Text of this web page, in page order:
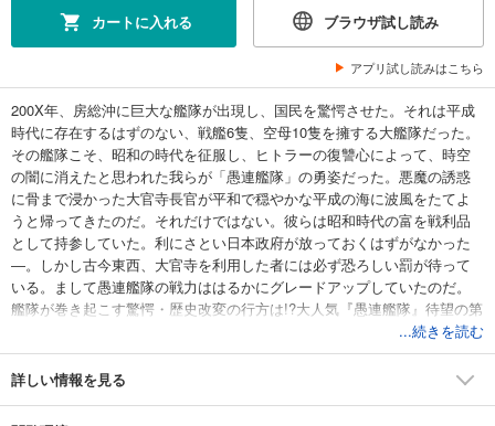
カートに入れる ブラウザ試し読み
アプリ試し読みはこちら
200X年、房総沖に巨大な艦隊が出現し、国民を驚愕させた。それは平成
時代に存在するはずのない、戦艦6隻、空母10隻を擁する大艦隊だった。
その艦隊こそ、昭和の時代を征服し、ヒトラーの復讐心によって、時空
の闇に消えたと思われた我らが「愚連艦隊」の勇姿だった。悪魔の誘惑
に骨まで浸かった大官寺長官が平和で穏やかな平成の海に波風をたてよ
うと帰ってきたのだ。それだけではない。彼らは昭和時代の富を戦利品
として持参していた。利にさとい日本政府が放っておくはずがなかった
―。しかし古今東西、大官寺を利用した者には必ず恐ろしい罰が待って
いる。まして愚連艦隊の戦力ははるかにグレードアップしていたのだ。
艦隊が巻き起こす驚愕・歴史改変の行方は!?大人気『愚連艦隊』待望の第
...続きを読む
詳しい情報を見る